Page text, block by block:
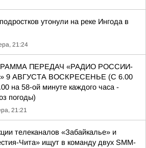
утонули на реке Ингода в
21:24
ПЕРЕДАЧ «РАДИО РОССИИ-
9 АВГУСТА ВОСКРЕСЕНЬЕ (С 6.00
на 58-ой минуте каждого часа -
погоды)
21:21
телеканалов «Забайкалье» и
Чита» ищут в команду двух SMM-